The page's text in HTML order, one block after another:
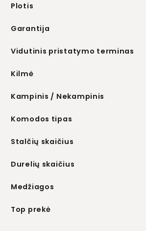
Plotis
Garantija
Vidutinis pristatymo terminas
Kilmė
Kampinis / Nekampinis
Komodos tipas
Stalčių skaičius
Durelių skaičius
Medžiagos
Top prekė